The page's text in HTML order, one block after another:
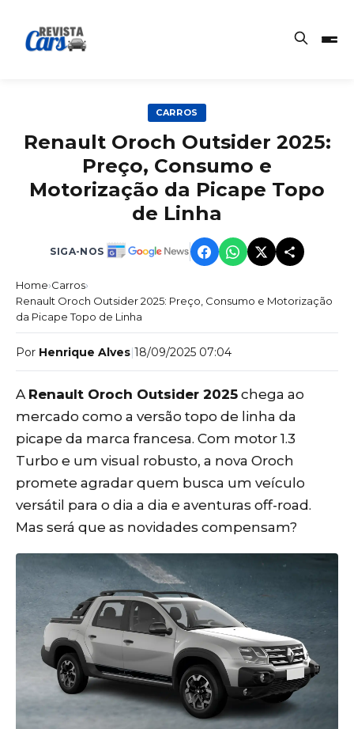
CARROS
Renault Oroch Outsider 2025:
Preço, Consumo e
Motorização da Picape Topo
de Linha
SIGA-NOS
Home›Carros›
Renault Oroch Outsider 2025: Preço, Consumo e Motorização
da Picape Topo de Linha
Por Henrique Alves|18/09/2025 07:04
A Renault Oroch Outsider 2025 chega ao
mercado como a versão topo de linha da
picape da marca francesa. Com motor 1.3
Turbo e um visual robusto, a nova Oroch
promete agradar quem busca um veículo
versátil para o dia a dia e aventuras off-road.
Mas será que as novidades compensam?